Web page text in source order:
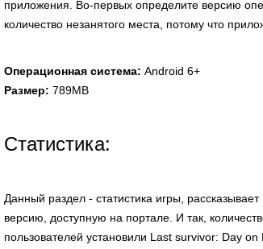
приложения. Во-первых определите версию
количество незанятого места, потому что
Операционная система: Android 6+
Размер: 789MB
Статистика:
Данный раздел - статистика игры,
версию, доступную на портале. И так,
пользователей установили Last survivor: Day